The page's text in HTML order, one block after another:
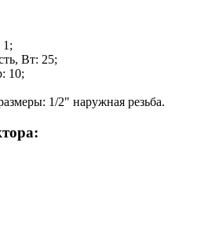
Вт: 25;
10;
1/2" наружная резьба.